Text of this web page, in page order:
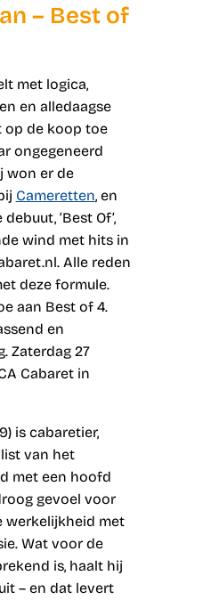
– Best of
met logica,
en alledaagse
op de koop toe
ongegeneerd
won er de
Cameretten, en
‘Best Of’,
wind met hits in
Alle reden
deze formule.
aan Best of 4.
en
Zaterdag 27
Cabaret in
is cabaretier,
van het
met een hoofd
gevoel voor
werkelijkheid met
Wat voor de
is, haalt hij
– en dat levert